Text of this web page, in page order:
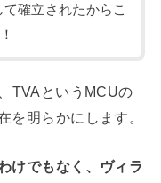
確立されたからこ
TVAというMCUの
を明らかにします。
けでもなく、ヴィラ